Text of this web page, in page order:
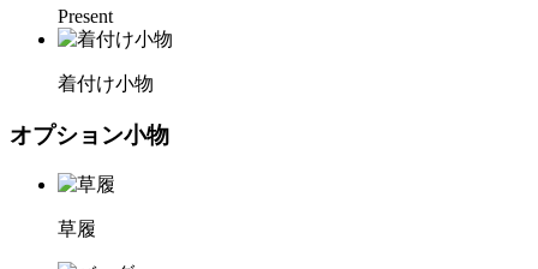
Present
着付け小物
オプション小物
草履